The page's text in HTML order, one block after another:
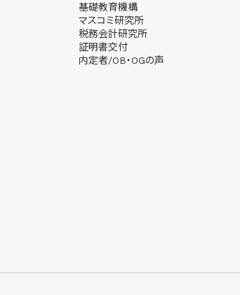
基礎教育機構
マスコミ研究所
税務会計研究所
証明書交付
内定者/OB・OGの声